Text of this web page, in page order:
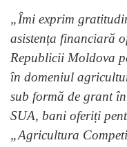
„Îmi exprim
asistența financiară
Republicii Moldova
în domeniul
sub formă de grant
SUA, bani oferiți
„Agricultura